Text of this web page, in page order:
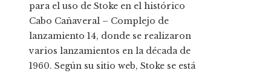
para el uso de Stoke en el histórico
Cabo Cañaveral – Complejo de
lanzamiento 14, donde se realizaron
varios lanzamientos en la década de
1960. Según su sitio web, Stoke se está